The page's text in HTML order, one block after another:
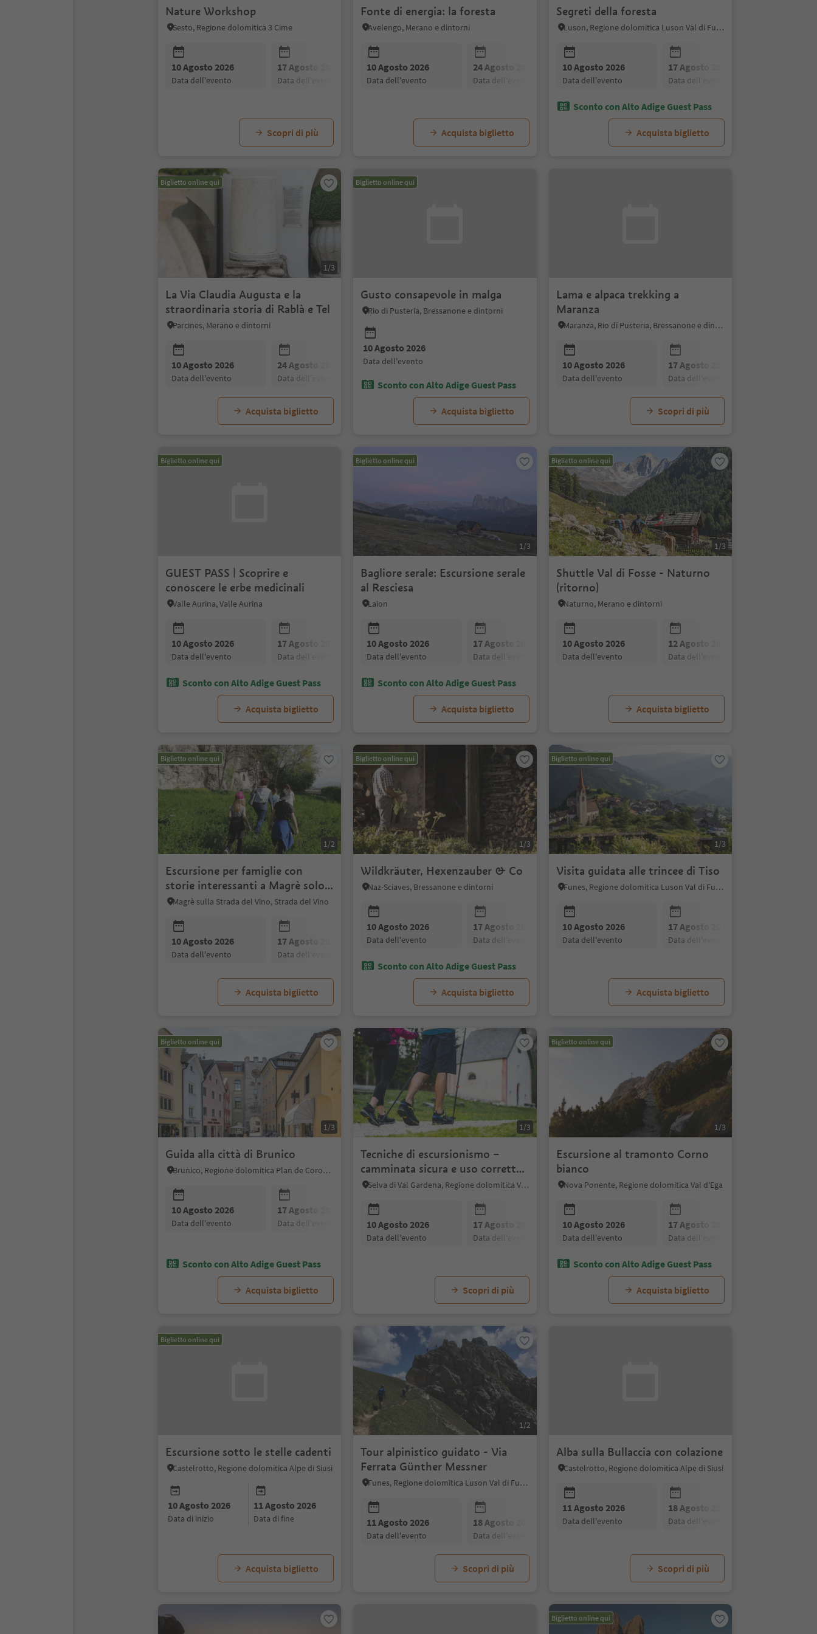
Nature Workshop
Sesto, Regione dolomitica 3 Cime
10 Agosto 2026
data dell'evento
17 Agosto 2026
data dell'evento
24 Agosto 2026
data dell'evento
31 Agosto 2026
data dell'evento
07 Settembre 2026
data dell'evento
Scopri di più
Fonte di energia: la foresta
Avelengo, Merano e dintorni
10 Agosto 2026
data dell'evento
24 Agosto 2026
data dell'evento
07 Settembre 2026
data dell'evento
21 Settembre 2026
data dell'evento
Acquista biglietto
Segreti della foresta
Luson, Regione dolomitica Luson Val di Funes
10 Agosto 2026
data dell'evento
17 Agosto 2026
data dell'evento
Sconto con Alto Adige Guest Pass
Acquista biglietto
Biglietto online qui
1/3
La Via Claudia Augusta e la
straordinaria storia di Rablà e Tel
Parcines, Merano e dintorni
10 Agosto 2026
data dell'evento
24 Agosto 2026
data dell'evento
31 Agosto 2026 07 Settembre 2026 14 Settembre 2026
data dell'evento
Acquista biglietto
Biglietto online qui
Gusto consapevole in malga
Rio di Pusteria, Bressanone e dintorni
10 Agosto 2026
data dell'evento
Sconto con Alto Adige Guest Pass
Acquista biglietto
Lama e alpaca trekking a
Maranza
Maranza, Rio di Pusteria, Bressanone e dintorni
10 Agosto 2026
data dell'evento
17 Agosto 2026
data dell'evento
Scopri di più
Biglietto online qui
GUEST PASS | Scoprire e
conoscere le erbe medicinali
Valle Aurina, Valle Aurina
10 Agosto 2026
data dell'evento
17 Agosto 2026
data dell'evento
24 Agosto 2026
data dell'evento
31 Agosto 2026
data dell'evento
Sconto con Alto Adige Guest Pass
Acquista biglietto
Biglietto online qui
1/3
Bagliore serale: Escursione serale
al Resciesa
Laion
10 Agosto 2026
data dell'evento
17 Agosto 2026
data dell'evento
24 Agosto 2026
data dell'evento
31 Agosto 2026
data dell'evento
Sconto con Alto Adige Guest Pass
Acquista biglietto
Biglietto online qui
1/3
Shuttle Val di Fosse - Naturno
(ritorno)
Naturno, Merano e dintorni
10 Agosto 2026
data dell'evento
12 Agosto 2026
data dell'evento
Acquista biglietto
Biglietto online qui
1/2
Escursione per famiglie con
storie interessanti a Magrè solo
in lingua tedesca
Magrè sulla Strada del Vino, Strada del Vino
10 Agosto 2026
data dell'evento
17 Agosto 2026
data dell'evento
24 Agosto 2026 31 Agosto 2026
Acquista biglietto
Biglietto online qui
1/3
Wildkräuter, Hexenzauber & Co
Naz-Sciaves, Bressanone e dintorni
10 Agosto 2026
data dell'evento
17 Agosto 2026
data dell'evento
24 Agosto 2026
data dell'evento
31 Agosto 2026
data dell'evento
Sconto con Alto Adige Guest Pass
Acquista biglietto
Biglietto online qui
1/3
Visita guidata alle trincee di Tiso
Funes, Regione dolomitica Luson Val di Funes
10 Agosto 2026
data dell'evento
17 Agosto 2026
data dell'evento
Acquista biglietto
Biglietto online qui
1/3
Guida alla città di Brunico
Brunico, Regione dolomitica Plan de Corones
10 Agosto 2026
data dell'evento
17 Agosto 2026
data dell'evento data dell'evento data dell'evento
07 Settembre 2026
data dell'evento
Sconto con Alto Adige Guest Pass
Acquista biglietto
1/3
Tecniche di escursionismo –
camminata sicura e uso corretto
dei bastoncini
Selva di Val Gardena, Regione dolomitica Val Gardena
10 Agosto 2026
data dell'evento
17 Agosto 2026
data dell'evento
24 Agosto 2026
data dell'evento
31 Agosto 2026
data dell'evento
Scopri di più
Biglietto online qui
1/3
Escursione al tramonto Corno
bianco
Nova Ponente, Regione dolomitica Val d'Ega
10 Agosto 2026
data dell'evento
17 Agosto 2026
data dell'evento
Sconto con Alto Adige Guest Pass
Acquista biglietto
Biglietto online qui
Escursione sotto le stelle cadenti
Castelrotto, Regione dolomitica Alpe di Siusi
10 Agosto 2026
data di inizio
11 Agosto 2026
data di fine
Acquista biglietto
1/2
Tour alpinistico guidato - Via
Ferrata Günther Messner
Funes, Regione dolomitica Luson Val di Funes
11 Agosto 2026
data dell'evento
18 Agosto 2026
data dell'evento
25 Agosto 2026 01 Settembre 2026
Scopri di più
Alba sulla Bullaccia con colazione
Castelrotto, Regione dolomitica Alpe di Siusi
11 Agosto 2026
data dell'evento
18 Agosto 2026
data dell'evento
Scopri di più
Biglietto online qui